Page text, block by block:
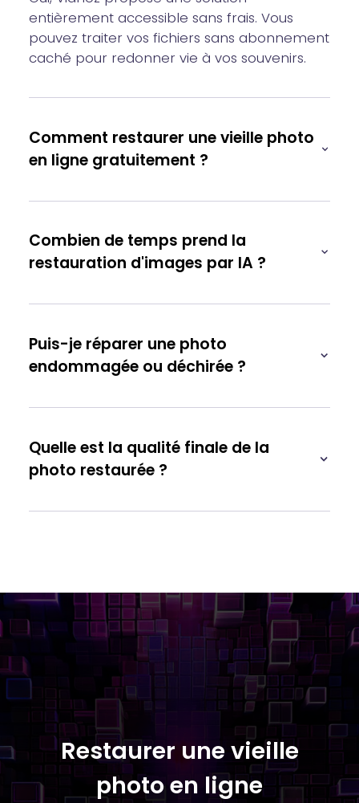
entièrement accessible sans frais. Vous
pouvez traiter vos fichiers sans abonnement
caché pour redonner vie à vos souvenirs.
Comment restaurer une vieille photo
en ligne gratuitement ?
Combien de temps prend la
restauration d'images par IA ?
Puis-je réparer une photo
endommagée ou déchirée ?
Quelle est la qualité finale de la
photo restaurée ?
Restaurer une vieille
photo en ligne